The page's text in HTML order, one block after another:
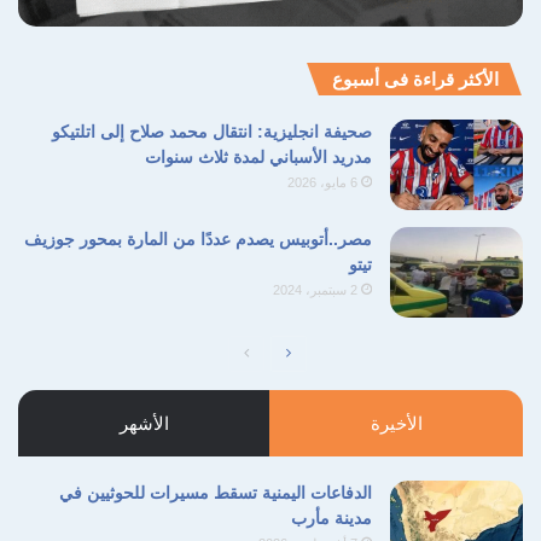
الأكثر قراءة فى أسبوع
صحيفة انجليزية: انتقال محمد صلاح إلى اتلتيكو
مدريد الأسباني لمدة ثلاث سنوات
6 مايو، 2026
مصر..أتوبيس يصدم عددًا من المارة بمحور جوزيف
تيتو
2 سبتمبر، 2024
الصفحة
السابقة
الصفحة
التالية
الأخيرة الأشهر
الدفاعات اليمنية تسقط مسيرات للحوثيين في
مدينة مأرب